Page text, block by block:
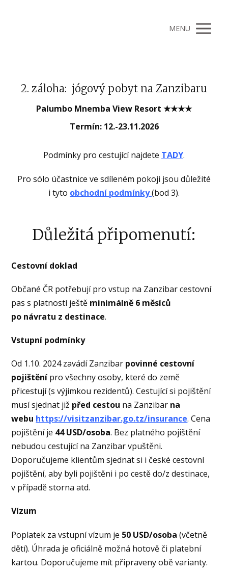
MENU
2. záloha: jógový pobyt na Zanzibaru
Palumbo Mnemba View Resort ★★★★
Termín: 12.-23.11.2026
Podmínky pro cestující najdete TADY.
Pro sólo účastnice ve sdíleném pokoji jsou důležité
i tyto obchodní podmínky(bod 3).
Důležitá připomenutí:
Cestovní doklad
Občané ČR potřebují pro vstup na Zanzibar cestovní
pas s platností ještě minimálně 6 měsíců
po návratu z destinace.
Vstupní podmínky
Od 1.10. 2024 zavádí Zanzibar povinné cestovní
pojištění pro všechny osoby, které do země
přicestují (s výjimkou rezidentů). Cestující si pojištění
musí sjednat již před cestou na Zanzibar na
webu https://visitzanzibar.go.tz/insurance. Cena
pojištění je 44 USD/osoba. Bez platného pojištění
nebudou cestující na Zanzibar vpuštěni.
Doporučujeme klientům sjednat si i české cestovní
pojištění, aby byli pojištěni i po cestě do/z destinace,
v případě storna atd.
Vízum
Poplatek za vstupní vízum je 50 USD/osoba (včetně
dětí). Úhrada je oficiálně možná hotově či platební
kartou. Doporučujeme mít připraveny obě varianty.